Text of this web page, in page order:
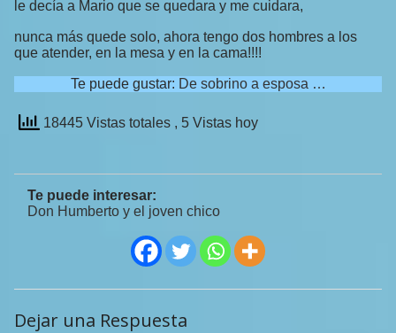
le decía a Mario que se quedara y me cuidara,
nunca más quede solo, ahora tengo dos hombres a los
que atender, en la mesa y en la cama!!!!
Te puede gustar: De sobrino a esposa …
18445 Vistas totales , 5 Vistas hoy
Te puede interesar:
Don Humberto y el joven chico
Dejar una Respuesta